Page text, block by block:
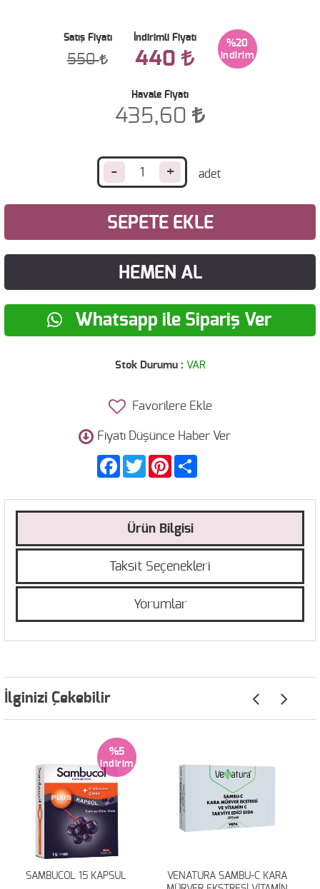
Satış Fiyatı
550
İndirimli Fiyatı
440
%20
Havale Fiyatı
435,60
- +
SEPETE EKLE
HEMEN AL
Whatsapp ile Sipariş Ver
Stok Durumu : VAR
Favorilere Ekle
Fiyatı Düşünce Haber Ver
FacebookTwitter Pinterest
Ürün Bilgisi
Taksit Seçenekleri
Yorumlar
İlginizi Çekebilir
SAMBUCOL 15 KAPSUL
%5
VENATURA SAMBU-C KARA